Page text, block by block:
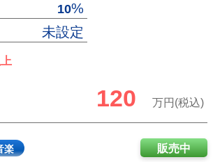
10%
未設定
120 万円(税込)
楽 販売中